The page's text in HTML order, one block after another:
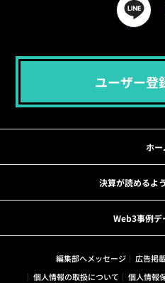
ユーザー登
ホー
決算が読めるよ
Web3事例デ
編集部へメッセージ 広告掲
個人情報の取扱について
個人情報